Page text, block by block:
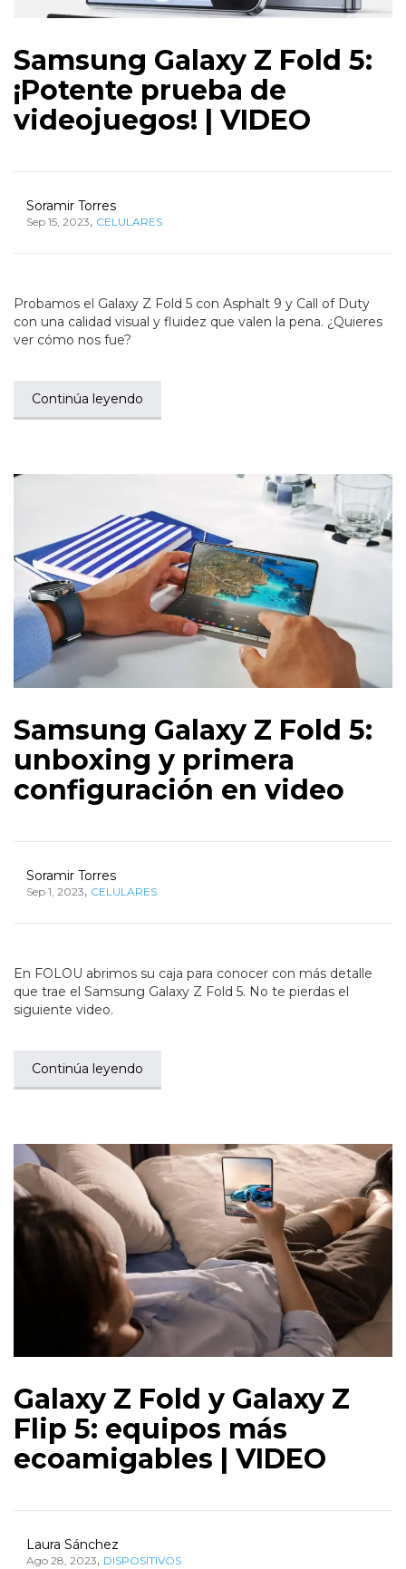
Samsung Galaxy Z Fold 5:
¡Potente prueba de
videojuegos! | VIDEO
Soramir Torres
Sep 15, 2023, CELULARES
Probamos el Galaxy Z Fold 5 con Asphalt 9 y Call of Duty
con una calidad visual y fluidez que valen la pena. ¿Quieres
ver cómo nos fue?
Continúa leyendo
Samsung Galaxy Z Fold 5:
unboxing y primera
configuración en video
Soramir Torres
Sep 1, 2023, CELULARES
En FOLOU abrimos su caja para conocer con más detalle
que trae el Samsung Galaxy Z Fold 5. No te pierdas el
siguiente video.
Continúa leyendo
Galaxy Z Fold y Galaxy Z
Flip 5: equipos más
ecoamigables | VIDEO
Laura Sánchez
Ago 28, 2023, DISPOSITIVOS